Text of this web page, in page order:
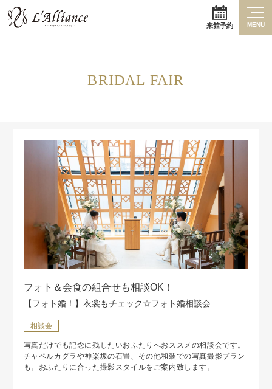
来館予約 MENU
BRIDAL FAIR
フォト＆会食の組合せも相談OK！
【フォト婚！】衣裳もチェック☆フォト婚相談会
相談会
写真だけでも記念に残したいおふたりへおススメの相談会です。
チャペルカグラや神楽坂の石畳、その他和装での写真撮影プラン
も。おふたりに合った撮影スタイルをご案内致します。